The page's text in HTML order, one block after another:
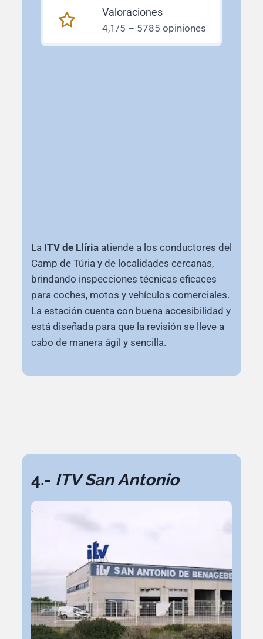
Valoraciones
4,1/5 – 5785 opiniones
La ITV de Llíriaatiende a los conductores del
Camp de Túria y de localidades cercanas,
brindando inspecciones técnicas eficaces
para coches, motos y vehículos comerciales.
La estación cuenta con buena accesibilidad y
está diseñada para que la revisión se lleve a
cabo de manera ágil y sencilla.
4.- ITV San Antonio